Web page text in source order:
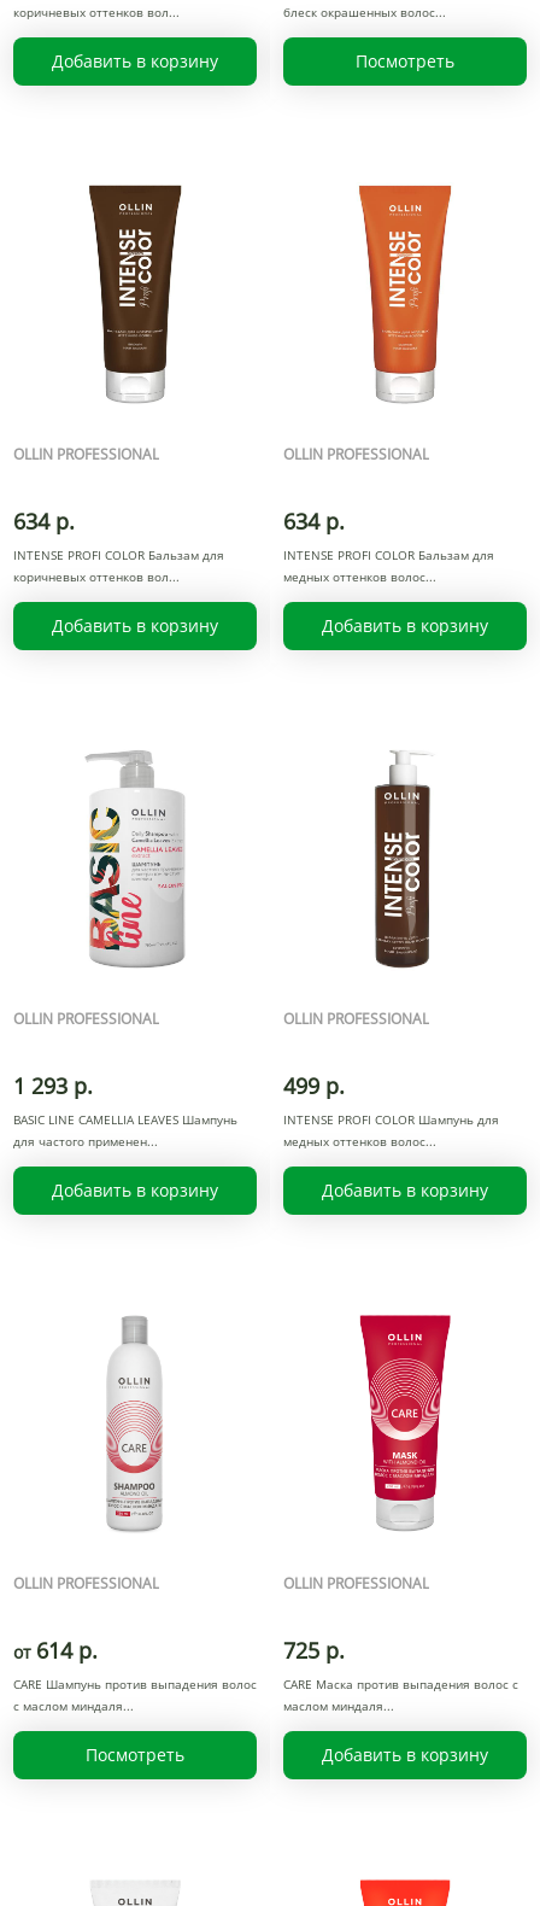
коричневых оттенков вол
Добавить в корзину
блеск окрашенных волос
Посмотреть
OLLIN PROFESSIONAL
634 р.
INTENSE PROFI COLOR Бальзам для
коричневых оттенков вол
Добавить в корзину
OLLIN PROFESSIONAL
634 р.
INTENSE PROFI COLOR Бальзам для
медных оттенков волос
Добавить в корзину
OLLIN PROFESSIONAL
1 293 р.
BASIC LINE CAMELLIA LEAVES Шампунь
для частого применен
Добавить в корзину
OLLIN PROFESSIONAL
499 р.
INTENSE PROFI COLOR Шампунь для
медных оттенков волос
Добавить в корзину
OLLIN PROFESSIONAL
от 614 р.
CARE Шампунь против выпадения волос
с маслом миндаля
Посмотреть
OLLIN PROFESSIONAL
725 р.
CARE Маска против выпадения волос с
маслом миндаля
Добавить в корзину